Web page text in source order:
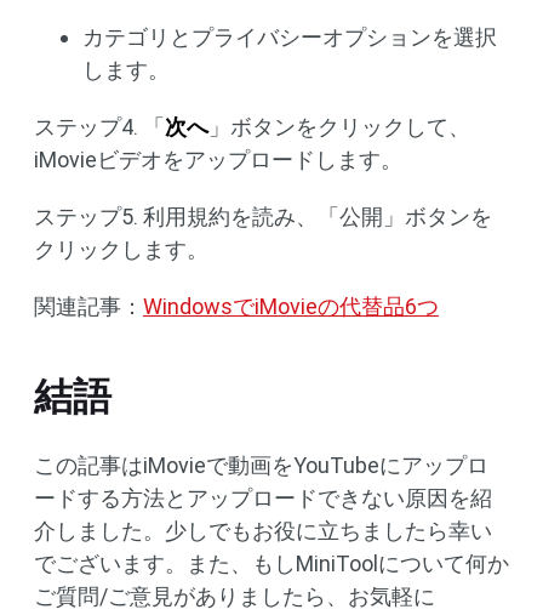
カテゴリとプライバシーオプションを選択
します。
ステップ4. 「 次へ」ボタンをクリックして、
iMovieビデオをアップロードします。
ステップ5. 利用規約を読み、「公開」ボタンを
クリックします。
関連記事： WindowsでiMovieの代替品6つ
結語
この記事はiMovieで動画をYouTubeにアップロ
ードする方法とアップロードできない原因を紹
介しました。少しでもお役に立ちましたら幸い
でございます。また、もしMiniToolについて何か
ご質問/ご意見がありましたら、お気軽に